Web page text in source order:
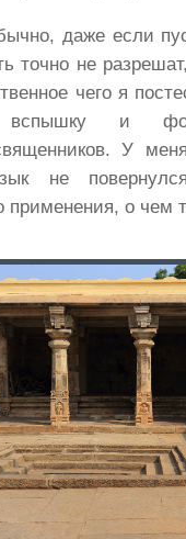
даже если
точно не
чего я
вспышку и
У
не
применения, о чем